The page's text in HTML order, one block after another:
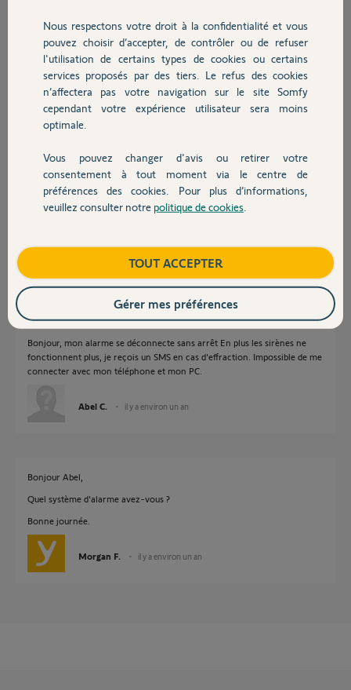
Chauffage
Autres produits
Devis avec un pro
Contact
il y a plus d'un an
Participer au fil de discussion
Réponses
Bonjour Patrick
Normalement ce problème vient d'un badge qui dysfonctionne.
Il faut réinitialiser tous les badges.
Bonjour, mon alarme se déconnecte sans arrêt En plus les sirènes ne
fonctionnent plus, je reçois un SMS en cas d'effraction. Impossible de me
connecter avec mon téléphone et mon PC.
Abel C. il y a environ un an
Bonjour Abel,
Quel système d'alarme avez-vous ?
Bonne journée.
Morgan F. il y a environ un an
Nous respectons votre droit à la confidentialité et vous
pouvez choisir d’accepter, de contrôler ou de refuser
l'utilisation de certains types de cookies ou certains
services proposés par des tiers. Le refus des cookies
n’affectera pas votre navigation sur le site Somfy
cependant votre expérience utilisateur sera moins
optimale.
Vous pouvez changer d'avis ou retirer votre
consentement à tout moment via le centre de
préférences des cookies. Pour plus d’informations,
veuillez consulter notre politique de cookies
TOUT ACCEPTER
Gérer mes préférences